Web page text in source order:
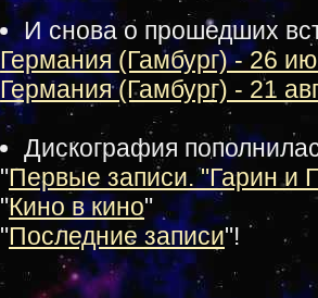
И снова о прошедших
Германия (Гамбург) - 26
Германия (Гамбург) - 21
Дискография
"Первые записи. "Гарин и
"Кино в кино"
"Последние записи"!